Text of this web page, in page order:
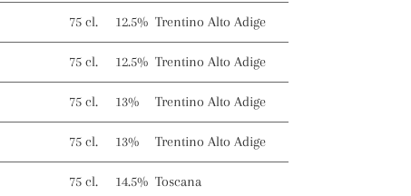
75 cl. 12.5% Trentino Alto Adige
75 cl. 12.5% Trentino Alto Adige
75 cl. 13% Trentino Alto Adige
75 cl. 13% Trentino Alto Adige
75 cl. 14.5% Toscana